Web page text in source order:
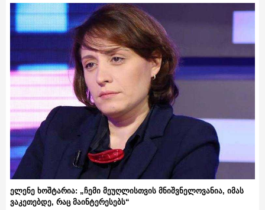
ელენე ხოშტარია: „ჩემი მეუღლისთვის მნიშვნელოვანია, იმას
ვაკეთებდე, რაც მაინტერესებს“